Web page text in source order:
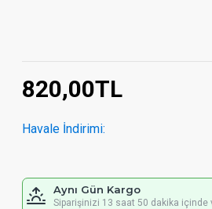
820,00TL
Havale İndirimi:
Aynı Gün Kargo
Siparişinizi 13 saat 50 dakika içinde